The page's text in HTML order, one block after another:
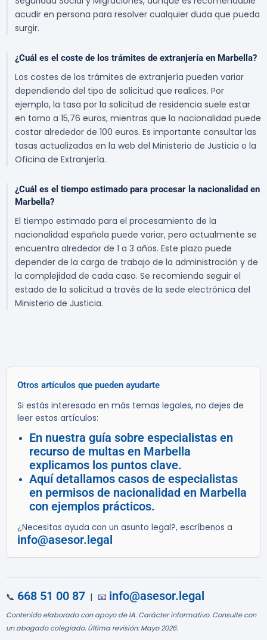
acudir en persona para resolver cualquier duda que pueda
surgir.
¿Cuál es el coste de los trámites de extranjería en Marbella?
Los costes de los trámites de extranjería pueden variar
dependiendo del tipo de solicitud que realices. Por
ejemplo, la tasa por la solicitud de residencia suele estar
en torno a 15,76 euros, mientras que la nacionalidad puede
costar alrededor de 100 euros. Es importante consultar las
tasas actualizadas en la web del Ministerio de Justicia o la
Oficina de Extranjería.
¿Cuál es el tiempo estimado para procesar la nacionalidad en
Marbella?
El tiempo estimado para el procesamiento de la
nacionalidad española puede variar, pero actualmente se
encuentra alrededor de 1 a 3 años. Este plazo puede
depender de la carga de trabajo de la administración y de
la complejidad de cada caso. Se recomienda seguir el
estado de la solicitud a través de la sede electrónica del
Ministerio de Justicia.
Otros artículos que pueden ayudarte
Si estás interesado en más temas legales, no dejes de
leer estos artículos:
En nuestra guía sobre especialistas en
recurso de multas en Marbella
explicamos los puntos clave.
Aquí detallamos casos de especialistas
en permisos de nacionalidad en Marbella
con ejemplos prácticos.
¿Necesitas ayuda con un asunto legal?, escríbenos a
info@asesor.legal
📞 668 51 00 87 | 📧 info@asesor.legal
Contenido elaborado con apoyo de IA. Carácter informativo. Consulte con
un abogado colegiado. Última revisión: Mayo 2026.